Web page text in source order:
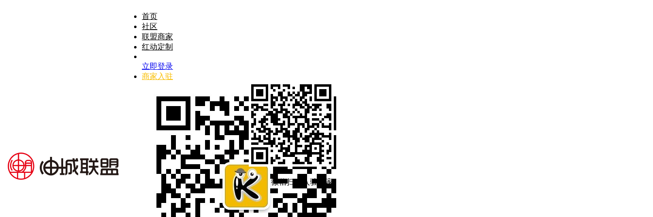
首页
社区
联盟商家
红动定制
立即登录
商家入驻
微信扫码入驻商家